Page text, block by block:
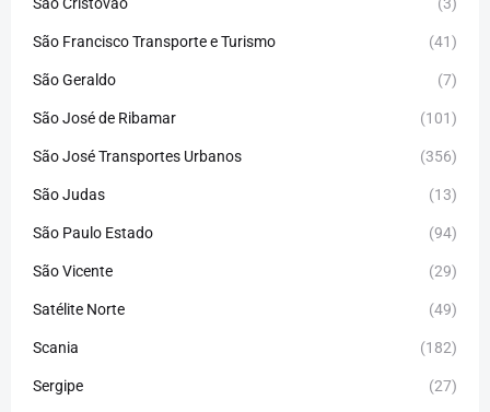
São Francisco Transporte e Turismo (41)
São Geraldo (7)
São José de Ribamar (101)
São José Transportes Urbanos (356)
São Judas (13)
São Paulo Estado (94)
São Vicente (29)
Satélite Norte (49)
Scania (182)
Sergipe (27)